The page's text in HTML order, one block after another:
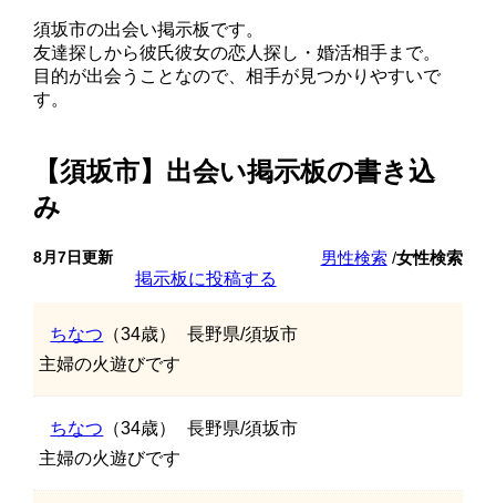
須坂市の出会い掲示板です。
友達探しから彼氏彼女の恋人探し・婚活相手まで。
目的が出会うことなので、相手が見つかりやすいで
す。
【須坂市】出会い掲示板の書き込
み
8月7日更新 男性検索/女性検索
掲示板に投稿する
ちなつ （34歳）
長野県/須坂市
主婦の火遊びです
ちなつ （34歳）
長野県/須坂市
主婦の火遊びです